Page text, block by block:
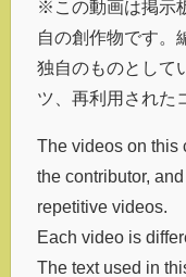
※この動画は掲示
自の創作物です。
独自のものとして
ツ、再利用された
The videos on this
the contributor,
repetitive videos.
Each video is
The text used in